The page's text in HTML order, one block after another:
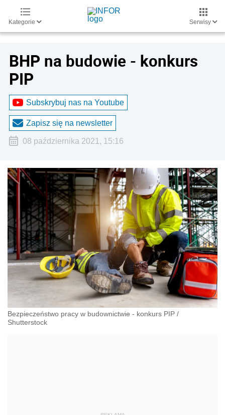
Kategorie Serwisy
BHP na budowie - konkurs
PIP
Subskrybuj nas na Youtube
Zapisz się na newsletter
08 października 2021, 15:16
Bezpieczeństwo pracy w budownictwie - konkurs PIP /
Shutterstock